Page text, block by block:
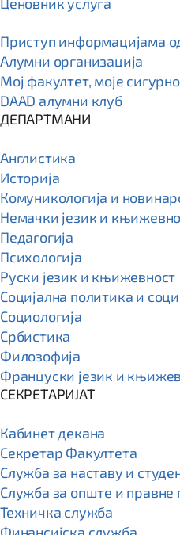
Приступ информацијама од
Алумни организација
Мој факултет, моје
DAAD алумни клуб
ДЕПАРТМАНИ
Англистика
Историја
Комуникологија и
Немачки језик и
Педагогија
Психологија
Руски језик и књижевност
Социјална политика и
Социологија
Србистика
Филозофија
Француски језик и
СЕКРЕТАРИЈАТ
Кабинет декана
Секретар Факултета
Служба за наставу и
Служба за опште и правне
Техничка служба